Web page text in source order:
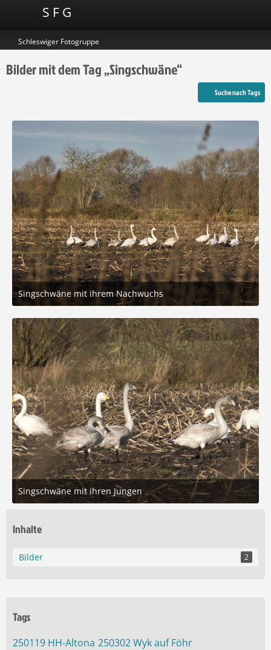
S F G
Schleswiger Fotogruppe
Bilder mit dem Tag „Singschwäne“
Suche nach Tags
Singschwäne mit ihrem Nachwuchs
5. Dezember 2025 um 13:26
5
Singschwäne mit ihren Jungen
5. Dezember 2025 um 13:26
Inhalte
Bilder 2
Tags
250119 HH-Altona 250302 Wyk auf Föhr